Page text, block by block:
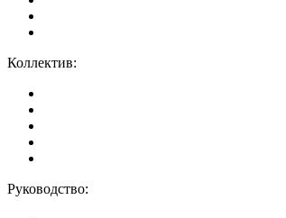
Коллектив:
Руководство: